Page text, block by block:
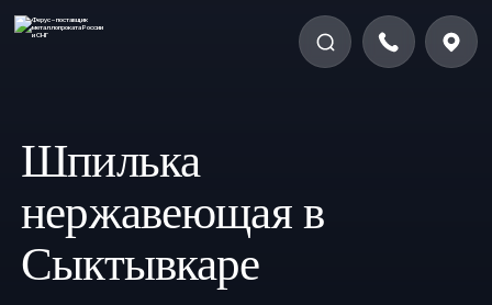
Шпилька
нержавеющая в
Сыктывкаре